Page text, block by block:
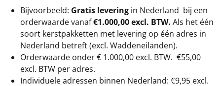
Bijvoorbeeld: Gratis levering in Nederland bij een
orderwaarde vanaf€1.000,00 excl. BTW. Als het één
soort kerstpakketten met levering op één adres in
Nederland betreft (excl. Waddeneilanden).
Orderwaarde onder € 1.000,00 excl. BTW. €55,00
excl. BTW per adres.
Individuele adressen binnen Nederland: €9,95 excl.